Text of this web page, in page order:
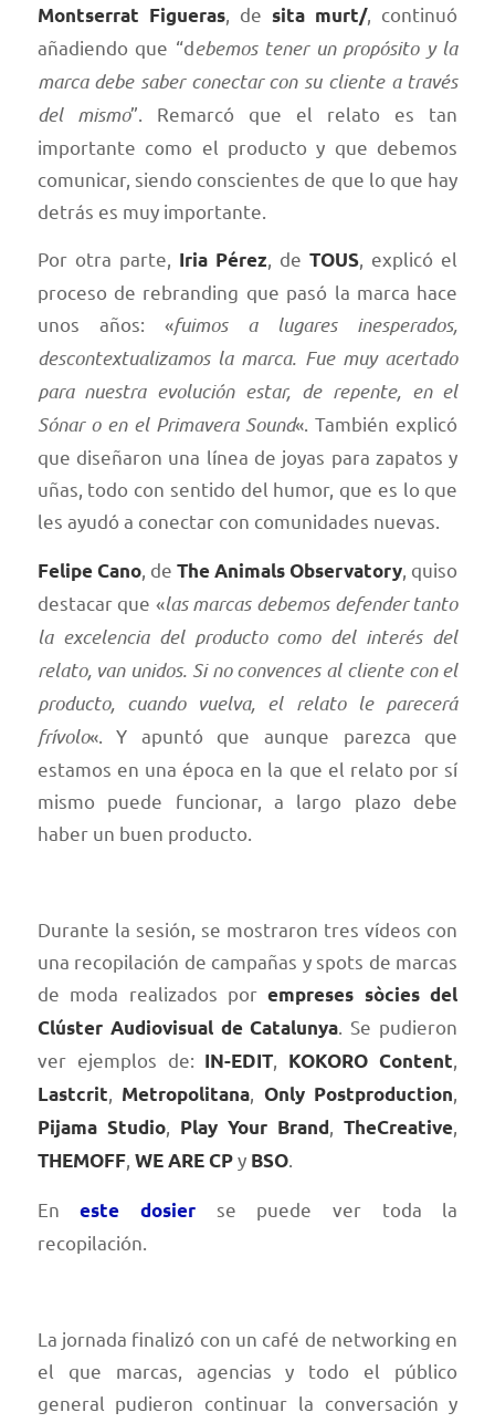
Montserrat Figueras, de sita murt/, continuó
añadiendo que “debemos tener un propósito y la
marca debe saber conectar con su cliente a través
del mismo”. Remarcó que el relato es tan
importante como el producto y que debemos
comunicar, siendo conscientes de que lo que hay
detrás es muy importante.
Por otra parte, Iria Pérez, deTOUS, explicó el
proceso de rebranding que pasó la marca hace
unos años: «fuimos a lugares inesperados,
descontextualizamos la marca. Fue muy acertado
para nuestra evolución estar, de repente, en el
Sónar o en el Primavera Sound«. También explicó
que diseñaron una línea de joyas para zapatos y
uñas, todo con sentido del humor, que es lo que
les ayudó a conectar con comunidades nuevas.
Felipe Cano, de The Animals Observatory , quiso
destacar que «las marcas debemos defender tanto
la excelencia del producto como del interés del
relato, van unidos. Si no convences al cliente con el
producto, cuando vuelva, el relato le parecerá
frívolo«. Y apuntó que aunque parezca que
estamos en una época en la que el relato por sí
mismo puede funcionar, a largo plazo debe
haber un buen producto.
Durante la sesión, se mostraron tres vídeos con
una recopilación de campañas y spots de marcas
de moda realizados por empreses sòcies del
Clúster Audiovisual de Catalunya. Se pudieron
ver ejemplos de: IN-EDIT, KOKORO Content,
Lastcrit, Metropolitana, Only Postproduction,
Pijama Studio, Play Your Brand,TheCreative,
THEMOFF, WE ARE CPy BSO.
Eneste dosierse puede ver toda la
recopilación.
La jornada finalizó con un café de networking en
el que marcas, agencias y todo el público
general pudieron continuar la conversación y